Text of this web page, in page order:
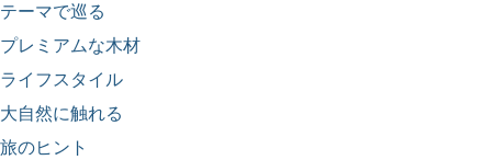
テーマで巡る
プレミアムな木材
ライフスタイル
大自然に触れる
旅のヒント